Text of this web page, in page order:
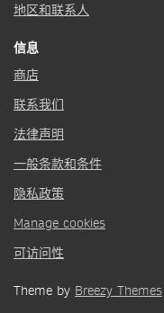
地区和联系人
信息
商店
联系我们
法律声明
一般条款和条件
隐私政策
Manage cookies
可访问性
Theme by Breezy Themes